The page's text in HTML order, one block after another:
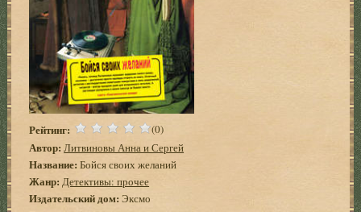
Рейтинг: (0)
Автор: Литвиновы Анна и Сергей
Название: Бойся своих желаний
Жанр: Детективы: прочее
Издательский дом: Эксмо